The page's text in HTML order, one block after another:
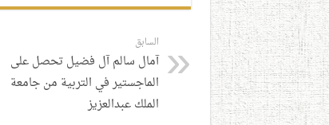
السابق
آمال سالم آل فضيل تحصل على
الماجستير في التربية من جامعة
الملك عبدالعزيز